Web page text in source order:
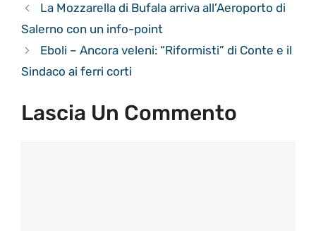
La Mozzarella di Bufala arriva all’Aeroporto di
Salerno con un info-point
Eboli – Ancora veleni: “Riformisti” di Conte e il
Sindaco ai ferri corti
Lascia Un Commento